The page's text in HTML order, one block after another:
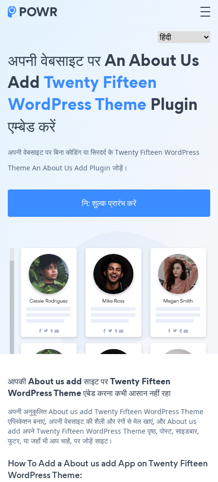
अपनी वेबसाइट पर An About Us
Add Twenty Fifteen
WordPress Theme Plugin
एम्बेड करें
अपनी वेबसाइट पर बिना कोडिंग या सिरदर्द के Twenty Fifteen WordPress
Theme An About Us Add Plugin जोड़ें।
नि: शुल्क प्रारंभ करें
आपकी About us add साइट पर Twenty Fifteen
WordPress Theme एंबेड करना कभी आसान नहीं रहा
अपनी अनुकूलित About us add Twenty Fifteen WordPress Theme
एप्लिकेशन बनाएं, अपनी वेबसाइट की शैली और रंगों से मेल खाएं, और About us
add अपने Twenty Fifteen WordPress Theme पृष्ठ, पोस्ट, साइडबार,
फुटर, या जहाँ भी आप चाहें, पर जोड़ें साइट।
How To Add a About us add App on Twenty Fifteen
WordPress Theme: